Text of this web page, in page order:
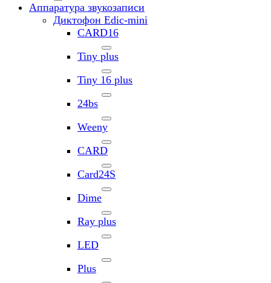
Аппаратура звукозаписи
Диктофон Edic-mini
CARD16
Tiny plus
Tiny 16 plus
24bs
Weeny
CARD
Card24S
Dime
Ray plus
LED
Plus